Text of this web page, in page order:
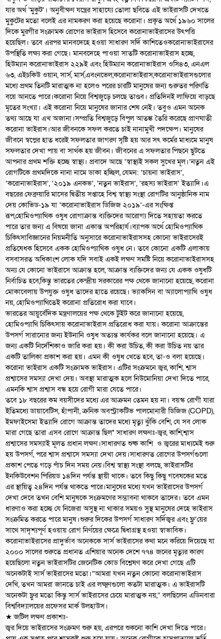
যার অর্থ ‘মুকুট’। অনুবীক্ষণ যন্ত্রের সাহায্যে তোলা ছবিতে এই ভাইরাসটি দেখতে
মুকুটের মতো বলেই এর নামকরণ করা হয়েছে করোনা। প্রকৃত অর্থে ১৯৬০ সালের
দিকে মুরগীর সংক্রামক রোগের ভাইরাস হিসেবে করোনাভাইরাসের উৎপত্তি
হয়েছিল। তবে এরপর মানবদেহে হওয়া সাধারণ সর্দি কাশিতেওকরোনাভাইরাসের
উপস্থিতি লক্ষ্য করা গেছে। মানবদেহে পাওয়া সাতটি করোনাভাইরাস হচ্ছে,
হিউম্যান করোনাভাইরাস ২২৯ই এবং হিউম্যান করোনাভাইরাস ওসি৪৩, এনএল
৬৩, এইচকিউ ওয়ান, সার্স, মার্স,এবংনভেল,করোনাভাইরাস,করোনাভাইরাসগুলোর
মধ্যে প্রথম তিনটি মারাত্মক না হলেও পরের চারটি মানুষের জন্য গুরুতর পরিণতি
বয়ে আনতে পারে।করোনা নিয়ে বিশ্বজুড়ে চলছে তাণ্ডব। প্রতিদিনই লাফিয়ে বাড়ছে
মৃতের সংখ্যা। এই করোনা নিয়ে মানুষের জানার শেষ নেই। তবুও এমন অনেক
তথ্য আছে যা এখ অজানা।সম্প্রতি বিশ্বজুড়ে বিপুল আতঙ্ক তৈরি করেছে প্রাণঘাতী
করোনা ভাইরাস।আর জীবনকে সফল করতে চাই নানামুখী পদক্ষেপ। মানুষের
জীবনে স্বপ্নের হাত ধরেই সফলতার জাগরণ সৃষ্টি হয় আর সৎ কর্মের মাধ্যমে মানুষ
সফলতার দেখা পায় বা সার্থক হয় জীবন। জীবনের এ সফলতার পিছনে ছুটতে
আপনার প্রথম শক্তি হচ্ছে স্বাস্থ্য। প্রবাদে আছে ‘স্বাস্থ্যই সকল সুখের মূল।’নতুন এই
রোগটিকে প্রথমদিকে নানা নামে ডাকা হচ্ছিল, যেমন: ‘চায়না ভাইরাস’,
‘করোনাভাইরাস’, ‘২০১৯ এনকভ’, ‘নতুন ভাইরাস’, ‘রহস্য ভাইরাস’ ইত্যাদি।এ
বছরের ফেব্রুয়ারি মাসের দ্বিতীয় সপ্তাহে বিশ্ব স্বাস্থ্য সংস্থা রোগটির আনুষ্ঠানিক নাম
দেয় কোভিড-১৯ যা ‘করোনাভাইরাস ডিজিজ ২০১৯’-এর সংক্ষিপ্ত
রূপ,হোমিওপ্যাথিক ওষুধ রোগাক্রান্ত ব্যক্তিদের আরোগ্য দিতে সহায়তা করতে
পারে তার জন্য এ বিষয়ে জানা একান্ত অপরিহার্য।ব্যাপক অর্থে হোমিওপ্যাথিক
চিকিৎসাবিজ্ঞানের নিয়মনীতি অনুসারে করোনাভাইরাসসহ কোনো ভাইরাসেরই
প্রতিষেধক হিসেবে একক হোমিওপ্যাথিক ওষুধ নে। তবে কোনো একটি এলাকায়
বসবাসরত অধিকাংশ লোক যদি সবাই একই লক্ষণ সমষ্টি নিয়ে করোনাভাইরাসসহ
অন্য যে কোনো ভাইরাসে আক্রান্ত হলে, আক্রান্ত ব্যক্তিদের জন্য যে একক ওষুধটি
নির্বাচিত হবে,কিন্তু ভারতের কেন্দ্রীয় সরকারের পক্ষ থেকে জানানো হয়েছে, করোনা
মোকাবেলায় উপযুক্ত ওষুধ তাদের হাতে রয়েছে। ভ্যাকসিন বা অ্যালোপ্যাথি ওষুধ
নয়, হোমিওপ্যাথিতেই করোনা প্রতিরোধ করা যাবে।
ভারতের আয়ুর্বেদিক মন্ত্রণালয়ের পক্ষ থেকে টুইট করে জানানো হয়েছে,
হোমিওপ্যাথি চিকিৎসায় করোনাভাইরাস প্রতিরোধ করা যায়। করোনা আক্রান্তের
উপসর্গ সারানোর জন্য ইউনানি ওষুধ অত্যন্ত কার্যকর বলে জানানো হয়েছে। এ
জন্য একটি নির্দেশিকাও জারি করা হয়। কী করা উচিত, কী করা উচিত নয় তার
একটি তালিকা প্রকাশ করা হয়। এমন কী ওষুধ খেতে হবে, তা-ও বলা হয়েছে।
করোনা ভাইরাস একটি সংক্রামক ভাইরাস। এটির সংক্রমনে জ্বর, কাশি, শ্বাস
প্রশ্বাসের সমস্যা দেখা দেয়। অবস্থা মারাত্মক হলে নিউমোনিয়া দেখা দিতে পারে,
এমনকি শ্বাস প্রশ্বাস বন্ধ হয়ে রোগী মারা যেতে পারে।
তবে ১৮ বছরের কম বয়সীদের মধ্যে এর আক্রমন তেমন হয় না। বয়স্ক রোগী যারা
ইতিমধ্যে ডায়াবেটিস, হাঁপানী, ক্রনিক অবস্ট্রাকটিভ পালমোনারী ডিজিজ (COPD),
ইমফাইসেমা ইত্যাদি রোগে আক্রান্ত তাদের মধ্যে মৃত্যু ঝুঁকি বেশি, যে সব লোক
মারা গেছে তারা এসব রোগে আক্রান্ত ছিল* সাধারণ লক্ষণঃ-জ্বর, কাশি,শ্বাস
প্রশ্বাসের সমস্যাই মূলত প্রধান লক্ষণ।সাধারণত শুষ্ক কাশি ও জ্বরের মাধ্যমেই শুরু
হয় উপসর্গ, পরে শ্বাস প্রশ্বাসে সমস্যা দেখা দেয়।সাধারণত রোগের উপসর্গগুলো
প্রকাশ পেতে গড়ে পাঁচ দিন সময় নেয়।বিশ্ব স্বাস্থ্য সংস্থা বলছে, ভাইরাসটির
ইনকিউবেশন পিরিয়ড ১৪দিন পর্যন্ত স্থায়ী থাকে। তবে কিছু কিছু গবেষকের মতে
এর স্থায়িত্ব ২৪দিন পর্যন্ত থাকতে পারে।মানুষের মধ্যে যখন ভাইরাসের উপসর্গ
দেখা দেবে তখন বেশি মানুষকে সংক্রমণের সম্ভাবনা থাকবে তাদের। তবে এমন
ধারণাও করা হচ্ছে যে নিজেরা অসুস্থ না থাকার সময়ও সুস্থ মানুষের দেহে ভাইরাস
সংক্রমিত করতে পারে মানুষ।শুরুর দিকের উপসর্গ সাধারণ সর্দিজ্বর এবং ফ্লু’য়ের
সাথে সাদৃশ্যপূর্ণ হওয়ায় রোগ নির্ণয়ের ক্ষেত্রে দ্বিধাগ্রস্থ হওয়া স্বাভাবিক।
করোনাভাইরাসের প্রাদুর্ভাব অনেককে সার্স ভাইরাসের কথা মনে করিয়ে দিয়েছে যা
২০০০ সালের শুরুতে প্রধানত এশিয়ার অনেক দেশে ৭৭৪ জনের মৃত্যুর কারণ
হয়েছিলো নতুন ভাইরাসটির জেনেটিক কোড বিশ্লেষণ করে দেখা গেছে এটি
অনেকটাই সার্স ভাইরাসের মতো।”আমরা যখন নতুন কোনো করোনাভাইরাস
দেখি, তখন আমরা জানতে চাই এর লক্ষ্মণগুলো কতটা মারাত্মক। এ ভাইরাসটি
অনেকটা ফ্লুর মতো কিন্তু সার্স ভাইরাসের চেয়ে মারাত্মক নয়,” বলছিলেন এডিনবারা
বিশ্ববিদ্যালয়ের প্রফেসর মার্ক উলহাউস।
★ জটিল লক্ষণ প্রকাশঃ-
জ্বর দিয়ে ভাইরাসের সংক্রমণ শুরু হয়, এরপরে শুকনো কাশি দেখা দিতে পারে।